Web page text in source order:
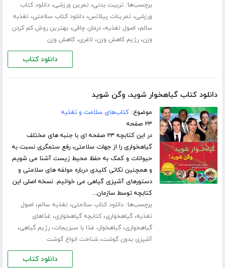
برچسب‌ها: تربیت بدنی، تمرین ورزشی،دانلود کتاب
ورزشی، تمرینات پیلاتس،دانلود کتاب سلامتی، تغذیه
سالم، اصول تغذیه،درمان چاقی،بهترین روش کم کردن
وزن،رژیم کاهش وزن، لاغری،کاهش وزن
دانلود کتاب
دانلود کتاب گیاهخوار شوید، وگن شوید
موضوع:کتاب‌های سلامت و تغذیه
۲۳ صفحه
در این کتابچه ۲۳ صفحه ای با جنبه های مختلف
گیاهخواری را از جهات سلامتی، رفع ستمگری نسبت به
حیوانات و کمک به حفظ محیط زیست آشنا می شویم
و همچنین نکاتی کلیدی درباره مولفه های سلامتی و
دستورهای آشپزی گیاهی می خوانیم. نسخه اصلی این
کتابچه توسط سازمان...
برچسب‌ها:دانلود کتاب سلامتی، تغذیه سالم، اصول
تغذیه،گیاهخواری،کتابچه گیاهخواری، غذاهای
گیاهخواری،گیاهخوار، غذا با سبزیجات،رژیم گیاهی،
آشپزی بدون گوشت،شناخت انواع گوشت
دانلود کتاب